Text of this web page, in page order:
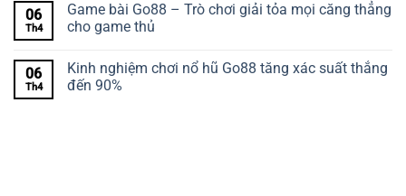
06
Th4
Game bài Go88 – Trò chơi giải tỏa mọi căng thẳng
cho game thủ
06
Th4
Kinh nghiệm chơi nổ hũ Go88 tăng xác suất thắng
đến 90%